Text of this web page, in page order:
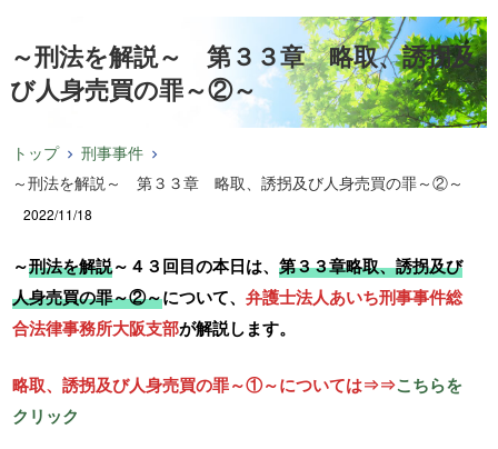
～刑法を解説～ 第３３章 略取、誘拐及
び人身売買の罪～②～
トップ
刑事事件
～刑法を解説～ 第３３章 略取、誘拐及び人身売買の罪～②～
2022/11/18
～刑法を解説～４３回目の本日は、第３３章略取、誘拐及び
人身売買の罪～②～について、弁護士法人あいち刑事事件総
合法律事務所大阪支部が解説します。
略取、誘拐及び人身売買の罪～①～については⇒⇒こちらを
クリック